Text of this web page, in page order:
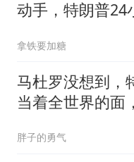
动手，特朗普24
拿铁要加糖
马杜罗没想到，
当着全世界的面
胖子的勇气